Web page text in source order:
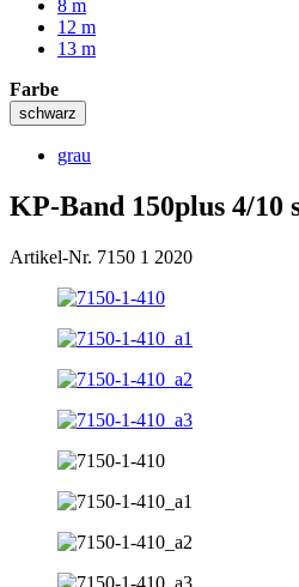
8 m
12 m
13 m
Farbe
schwarz
grau
KP-Band 150plus 4/10
Artikel-Nr. 7150 1 2020